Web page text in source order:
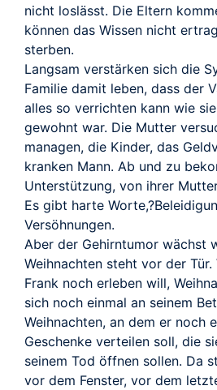
nicht loslässt. Die Eltern
können das Wissen nicht
sterben.
Langsam verstärken sich die
Familie damit leben, dass der
alles so verrichten kann wie
gewohnt war. Die Mutter
managen, die Kinder, das
kranken Mann. Ab und zu
Unterstützung, von ihrer
Es gibt harte
Versöhnungen.
Aber der Gehirntumor wächst
Weihnachten steht vor der Tür.
Frank noch erleben will,
sich noch einmal an seinem
Weihnachten, an dem er noch
Geschenke verteilen soll, die
seinem Tod öffnen sollen. Da
vor dem Fenster, vor dem